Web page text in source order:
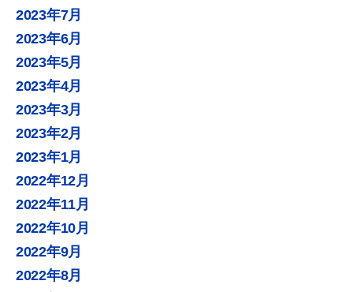
2023年7月
2023年6月
2023年5月
2023年4月
2023年3月
2023年2月
2023年1月
2022年12月
2022年11月
2022年10月
2022年9月
2022年8月